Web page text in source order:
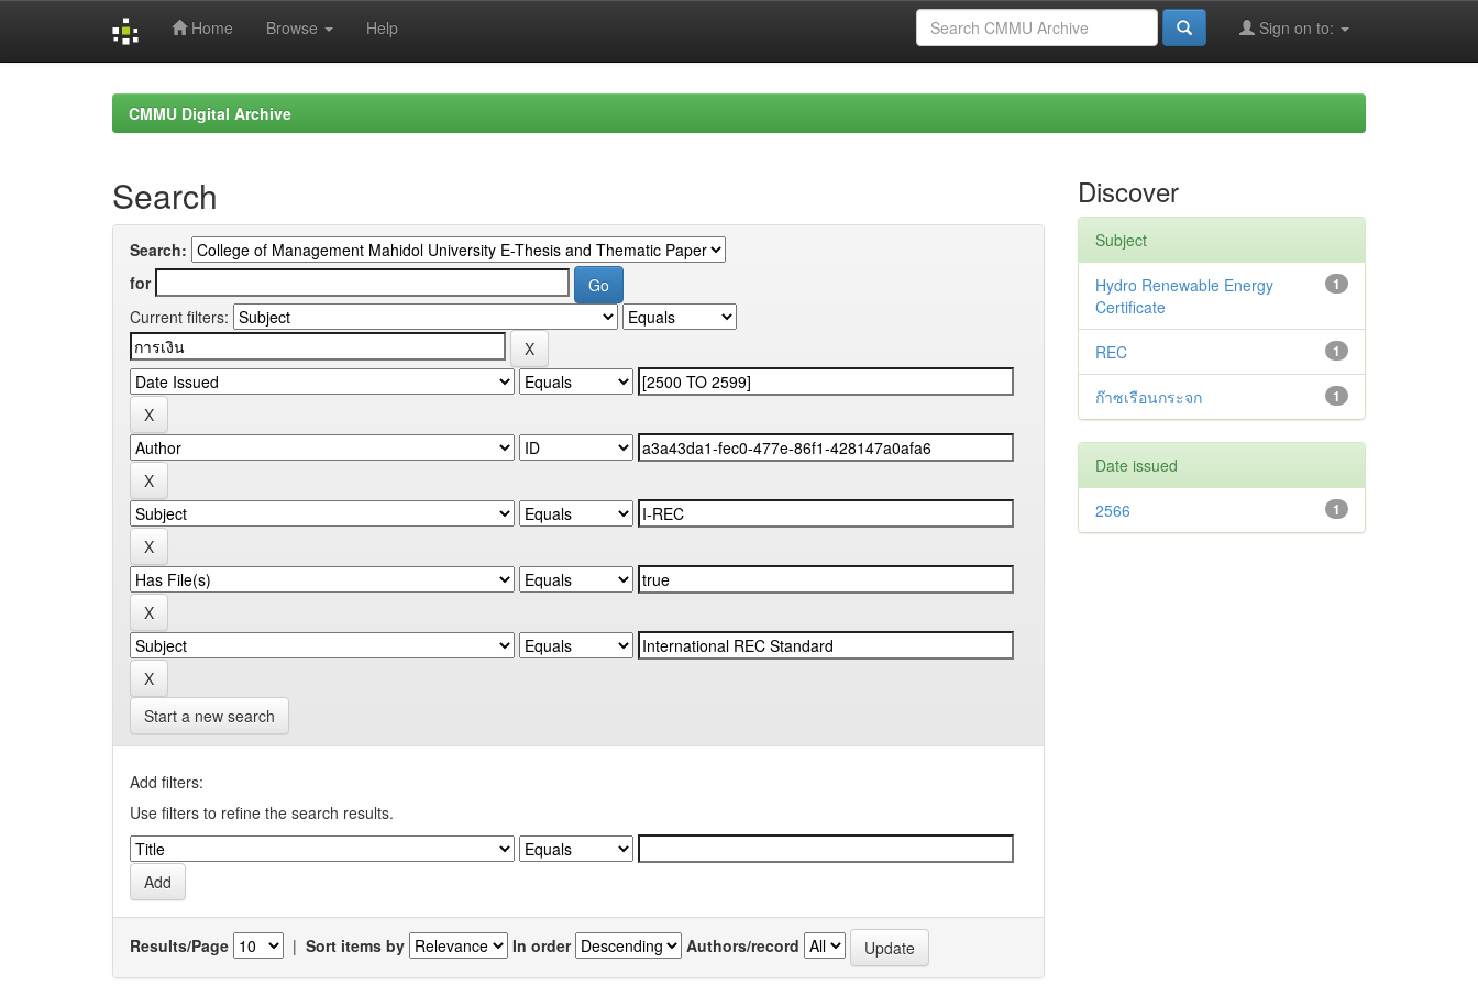
Home Browse Help Sign on to:
CMMU Digital Archive
Search
Search:
for
Current filters:
Start a new search
Add filters:
Use filters to refine the search results.
Results/Page | Sort items by In order Authors/record
Discover
Subject
1
Hydro Renewable Energy
Certificate
1
REC
1
ก๊าซเรือนกระจก
Date issued
1
2566